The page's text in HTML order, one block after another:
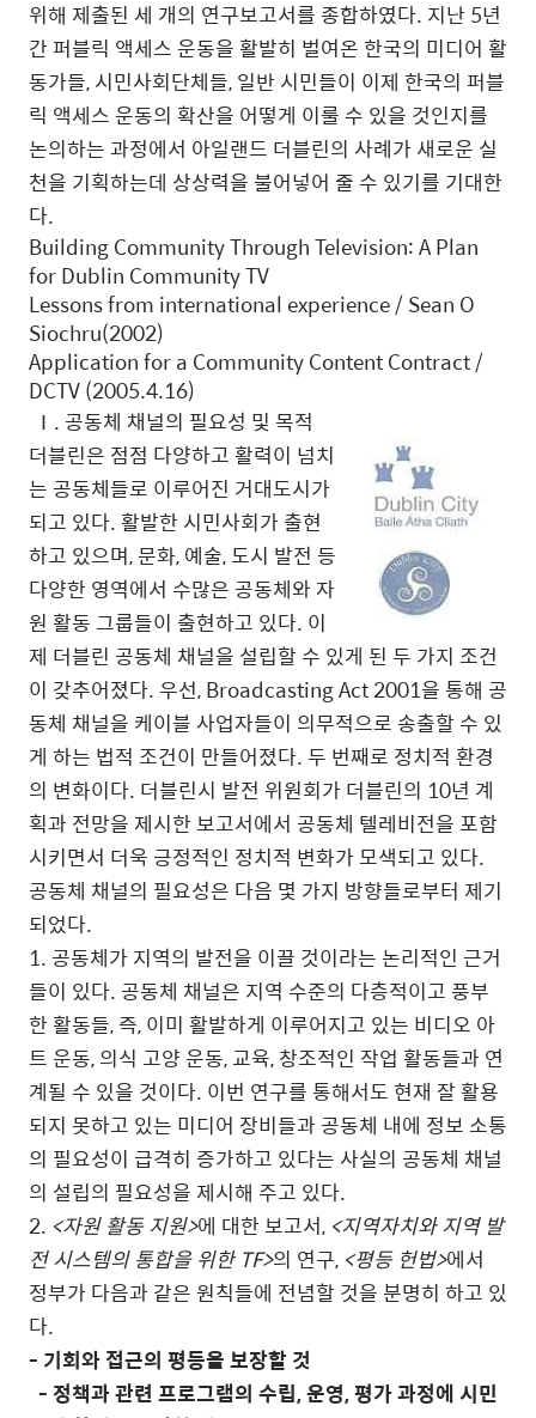
위해 제출된 세 개의 연구보고서를 종합하였다. 지난 5년
간 퍼블릭 액세스 운동을 활발히 벌여온 한국의 미디어 활
동가들, 시민사회단체들, 일반 시민들이 이제 한국의 퍼블
릭 액세스 운동의 확산을 어떻게 이룰 수 있을 것인지를
논의하는 과정에서 아일랜드 더블린의 사례가 새로운 실
천을 기획하는데 상상력을 불어넣어 줄 수 있기를 기대한
다.
Building Community Through Television: A Plan
for Dublin Community TV
Lessons from international experience / Sean O
Siochru(2002)
Application for a Community Content Contract /
DCTV (2005.4.16)
Ⅰ. 공동체 채널의 필요성 및 목적
더블린은 점점 다양하고 활력이 넘치
는 공동체들로 이루어진 거대도시가
되고 있다. 활발한 시민사회가 출현
하고 있으며, 문화, 예술, 도시 발전 등
다양한 영역에서 수많은 공동체와 자
원 활동 그룹들이 출현하고 있다. 이
제 더블린 공동체 채널을 설립할 수 있게 된 두 가지 조건
이 갖추어졌다. 우선, Broadcasting Act 2001을 통해 공
동체 채널을 케이블 사업자들이 의무적으로 송출할 수 있
게 하는 법적 조건이 만들어졌다. 두 번째로 정치적 환경
의 변화이다. 더블린시 발전 위원회가 더블린의 10년 계
획과 전망을 제시한 보고서에서 공동체 텔레비전을 포함
시키면서 더욱 긍정적인 정치적 변화가 모색되고 있다.
공동체 채널의 필요성은 다음 몇 가지 방향들로부터 제기
되었다.
1. 공동체가 지역의 발전을 이끌 것이라는 논리적인 근거
들이 있다. 공동체 채널은 지역 수준의 다층적이고 풍부
한 활동들, 즉, 이미 활발하게 이루어지고 있는 비디오 아
트 운동, 의식 고양 운동, 교육, 창조적인 작업 활동들과 연
계될 수 있을 것이다. 이번 연구를 통해서도 현재 잘 활용
되지 못하고 있는 미디어 장비들과 공동체 내에 정보 소통
의 필요성이 급격히 증가하고 있다는 사실의 공동체 채널
의 설립의 필요성을 제시해 주고 있다.
2. <자원 활동 지원>에 대한 보고서, <지역자치와 지역 발
전 시스템의 통합을 위한 TF>의 연구, <평등 헌법>에서
정부가 다음과 같은 원칙들에 전념할 것을 분명히 하고 있
다.
- 기회와 접근의 평등을 보장할 것
- 정책과 관련 프로그램의 수립, 운영, 평가 과정에 시민